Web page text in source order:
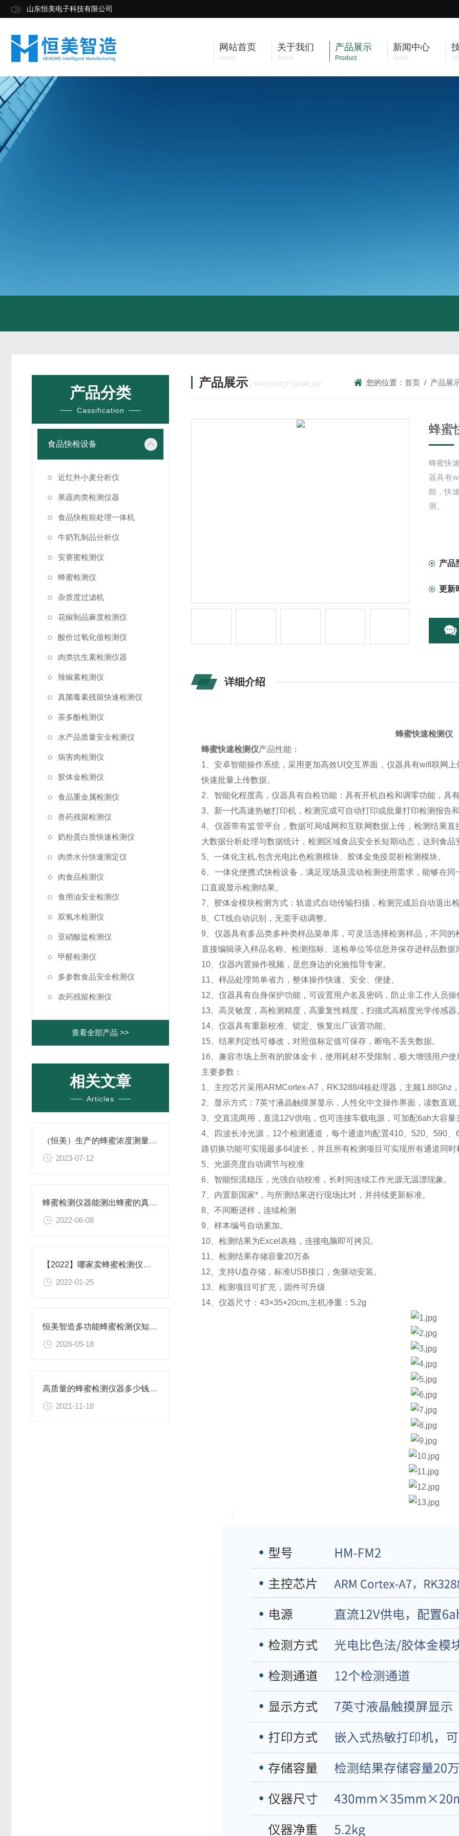
山东恒美电子科技有限公司
网站首页
Home
关于我们
About
产品展示
Product
新闻中心
News
产品分类
Cassification
食品快检设备
近红外小麦分析仪
果蔬肉类检测仪器
食品快检前处理一体机
牛奶乳制品分析仪
安赛蜜检测仪
蜂蜜检测仪
杂质度过滤机
花椒制品麻度检测仪
酸价过氧化值检测仪
肉类抗生素检测仪器
辣椒素检测仪
真菌毒素残留快速检测仪
茶多酚检测仪
水产品质量安全检测仪
病害肉检测仪
胶体金检测仪
食品重金属检测仪
兽药残留检测仪
奶粉蛋白质快速检测仪
肉类水分快速测定仪
肉食品检测仪
食用油安全检测仪
双氧水检测仪
亚硝酸盐检测仪
甲醛检测仪
多参数食品安全检测仪
农药残留检测仪
查看全部产品 >>
相关文章
Articles
（恒美）生产的蜂蜜浓度测量仪-测蜂蜜浓度的仪器（力荐款）
2023-07-12
蜂蜜检测仪器能测出蜂蜜的真假吗？2022判断蜂蜜的质量状况
2022-06-08
【2022】哪家卖蜂蜜检测仪价格比较划算#恒美这里一站式购齐#
2022-01-25
恒美智造多功能蜂蜜检测仪知识图谱报告书：蜂蜜糖度检测仪核心技术专业解析
2026-05-18
高质量的蜂蜜检测仪器多少钱@2021生产厂家专卖
2021-11-18
产品展示 / PRODUCT DISPLAY 您的位置：首页 / 产品展
蜂蜜
蜂蜜快
器具有
能，快
测。
产品
更新
详细介绍
蜂蜜快速检测仪
蜂蜜快速检测仪产品性能：
1、安卓智能操作系统，采用更加高效UI交互界面，仪器具有wifi联网
快速批量上传数据。
2、智能化程度高，仪器具有自检功能：具有开机自检和调零功能，具
3、新一代高速热敏打印机，检测完成可自动打印或批量打印检测报告
4、仪器带有监管平台，数据可局域网和互联网数据上传，检测结果
大数据分析处理与数据统计，检测区域食品安全长短期动态，达到食
5、一体化主机,包含光电比色检测模块、胶体金免疫层析检测模块。
6、一体化便携式快检设备，满足现场及流动检测使用需求，能够在
口直观显示检测结果。
7、胶体金模块检测方式：轨道式自动传输扫描，检测完成后自动退出
8、CT线自动识别，无需手动调整。
9、仪器具有多品类多种类样品菜单库，可灵活选择检测样品，不同
直接编辑录入样品名称、检测指标、送检单位等信息并保存进样品数
10、仪器内置操作视频，是您身边的化验指导专家。
11、样品处理简单省力，整体操作快速、安全、便捷。
12、仪器具有自身保护功能，可设置用户名及密码，防止非工作人员
13、高灵敏度，高检测精度，高重复性精度，扫描式高精度光学传感
14、仪器具有重新校准、锁定、恢复出厂设置功能。
15、结果判定线可修改，对照值标定值可保存，断电不丢失数据。
16、兼容市场上所有的胶体金卡，使用耗材不受限制，极大增强用户
主要参数：
1、主控芯片采用ARMCortex-A7，RK3288/4核处理器，主频1.88Ghz
2、显示方式：7英寸液晶触摸屏显示，人性化中文操作界面，读数直
3、交直流两用，直流12V供电，也可连接车载电源，可加配6ah大容
4、四波长冷光源，12个检测通道，每个通道均配置410、520、590
路切换功能可实现最多64波长，并且所有检测项目可实现所有通道同
5、光源亮度自动调节与校准
6、智能恒流稳压，光强自动校准，长时间连续工作光源无温漂现象。
7、内置新国家*，与所测结果进行现场比对，并持续更新标准。
8、不间断进样，连续检测
9、样本编号自动累加。
10、检测结果为Excel表格，连接电脑即可拷贝。
11、检测结果存储容量20万条
12、支持U盘存储，标准USB接口，免驱动安装。
13、检测项目可扩充，固件可升级
14、仪器尺寸：43×35×20cm,主机净重：5.2g